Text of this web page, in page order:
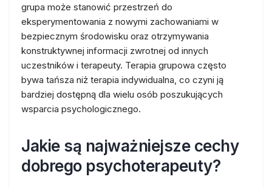
grupa może stanowić przestrzeń do
eksperymentowania z nowymi zachowaniami w
bezpiecznym środowisku oraz otrzymywania
konstruktywnej informacji zwrotnej od innych
uczestników i terapeuty. Terapia grupowa często
bywa tańsza niż terapia indywidualna, co czyni ją
bardziej dostępną dla wielu osób poszukujących
wsparcia psychologicznego.
Jakie są najważniejsze cechy
dobrego psychoterapeuty?